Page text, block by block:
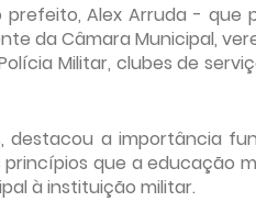
Alex Arruda - que
da Câmara Municipal,
Militar, clubes de
destacou a importância
que a educação
à instituição militar.